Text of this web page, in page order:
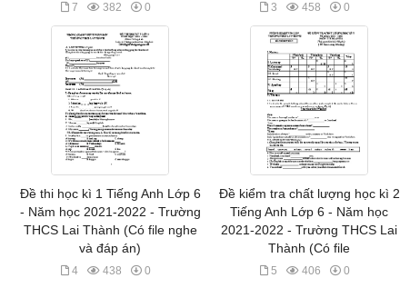
7 382 0 3 458 0
Đề thi học kì 1 Tiếng Anh Lớp 6
- Năm học 2021-2022 - Trường
THCS Lai Thành (Có file nghe
và đáp án)
4 438 0
Đề kiểm tra chất lượng học kì 2
Tiếng Anh Lớp 6 - Năm học
2021-2022 - Trường THCS Lai
Thành (Có file
5 406 0